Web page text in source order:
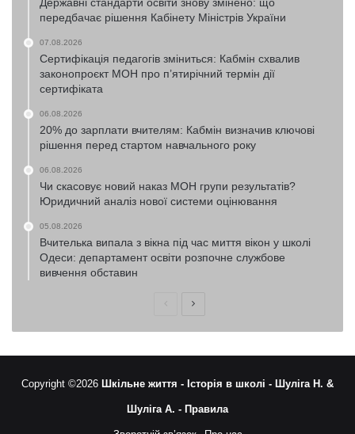
передбачає рішення Кабінету Міністрів України
07.08.2026
Сертифікація педагогів зміниться: Кабмін схвалив
законопроєкт МОН про п’ятирічний термін дії
сертифіката
06.08.2026
20% до зарплати вчителям: Кабмін визначив ключові
рішення перед стартом навчального року
06.08.2026
Чи скасовує новий наказ МОН групи результатів?
Юридичний аналіз нової системи оцінювання
05.08.2026
Вчителька випала з вікна під час миття вікон у школі
Одеси: департамент освіти розпочне службове
вивчення обставин
ПопередняНаступна
Copyright ©2026 Шкільне життя - Історія в школі - Шуліга Н. &
Шуліга А. - Правила